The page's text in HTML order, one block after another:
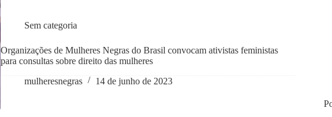
Sem categoria
Organizações de Mulheres Negras do Brasil convocam ativistas feministas
para consultas sobre direito das mulheres
mulheresnegras
14 de junho de 2023